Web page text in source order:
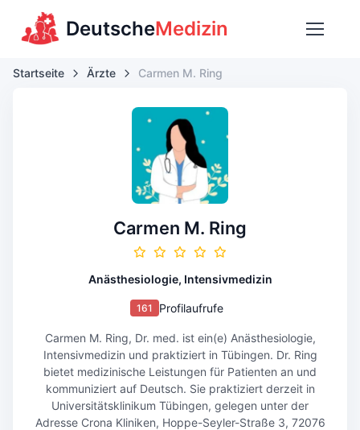
DeutscheMedizin
Startseite Ärzte Carmen M. Ring
Carmen M. Ring
Anästhesiologie, Intensivmedizin
161 Profilaufrufe
Carmen M. Ring, Dr. med. ist ein(e) Anästhesiologie,
Intensivmedizin und praktiziert in Tübingen. Dr. Ring
bietet medizinische Leistungen für Patienten an und
kommuniziert auf Deutsch. Sie praktiziert derzeit in
Universitätsklinikum Tübingen, gelegen unter der
Adresse Crona Kliniken, Hoppe-Seyler-Straße 3, 72076